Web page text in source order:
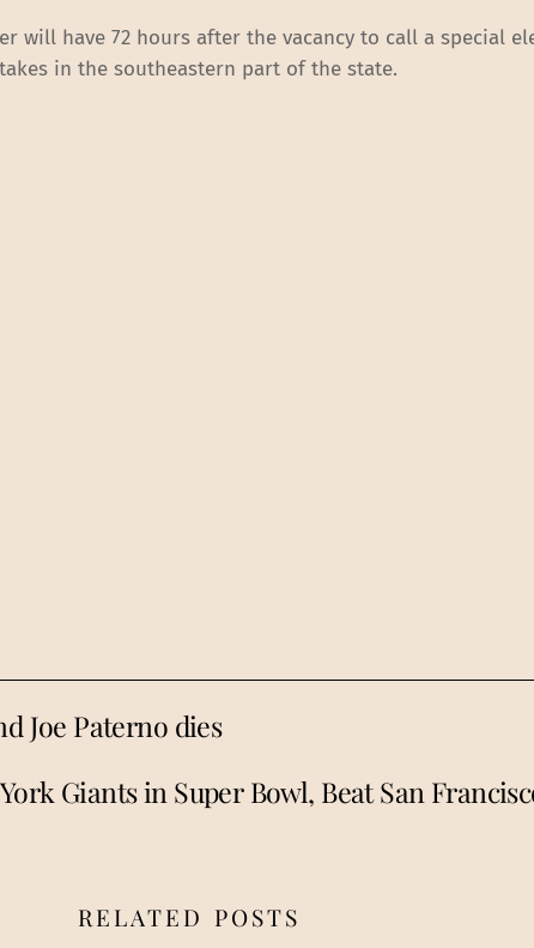
will have 72 hours after the vacancy to call a special
in the southeastern part of the state.
Joe Paterno dies
Giants in Super Bowl, Beat San
RELATED POSTS